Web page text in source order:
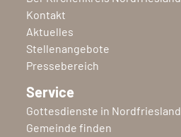
Kontakt
Aktuelles
Stellenangebote
Pressebereich
Service
Gottesdienste in Nordfriesland
Gemeinde finden